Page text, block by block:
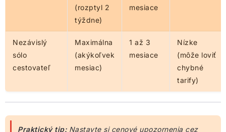
(rozptyl 2
týždne)
mesiace
Nezávislý
sólo
cestovateľ
Maximálna
(akýkoľvek
mesiac)
1 až 3
mesiace
Nízke
(môže loviť
chybné
tarify)
Praktický tip:Nastavte si cenové upozornenia cez